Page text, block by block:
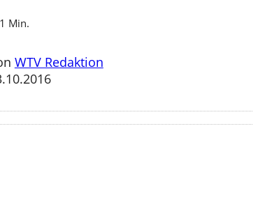
Min.
WTV Redaktion